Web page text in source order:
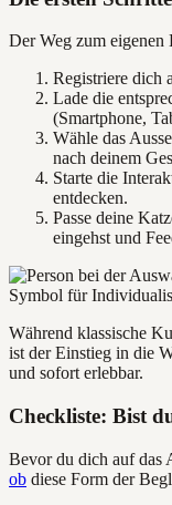
Der Weg zum
Registriere dich
Lade die
(Smartphone,
Wähle das
nach deinem
Starte die
entdecken.
Passe deine
eingehst und
Während klassische
ist der Einstieg in die
und sofort erlebbar.
Checkliste: Bist
Bevor du dich auf das
ob diese Form der